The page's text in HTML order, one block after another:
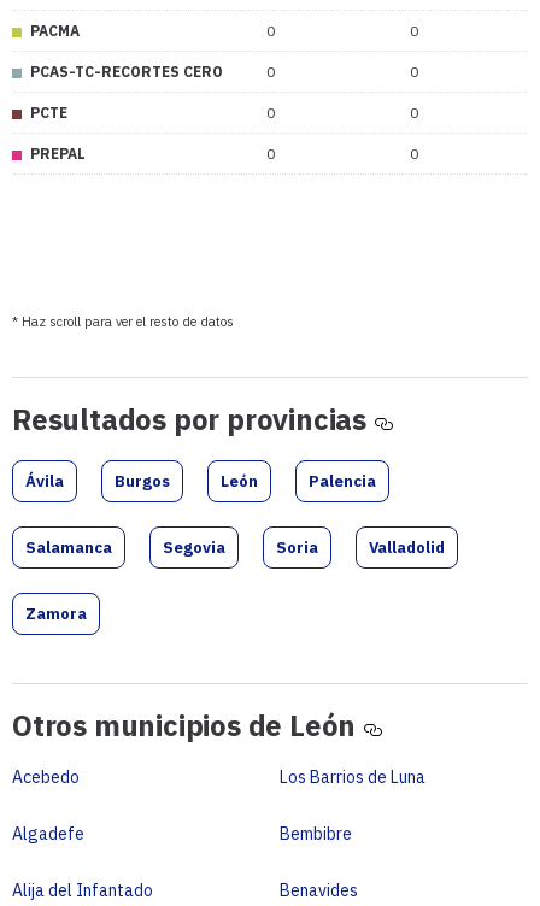
PACMA 0 0
PCAS-TC-RECORTES CERO 0 0
PCTE 0 0
PREPAL 0 0
* Haz scroll para ver el resto de datos
Resultados por provincias Resultados
provincias
Ávila Burgos León Palencia
Salamanca Segovia Soria Valladolid
Zamora
Otros municipios de León Otros
de
Acebedo
Algadefe
Alija del Infantado
Los Barrios de Luna
Bembibre
Benavides